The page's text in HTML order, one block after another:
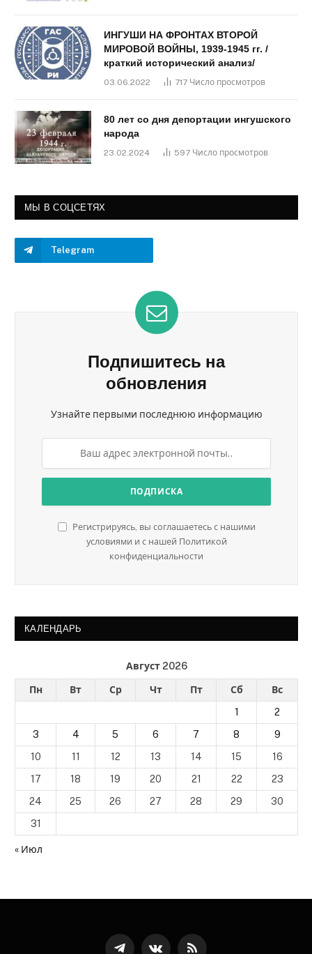
ИНГУШИ НА ФРОНТАХ ВТОРОЙ
МИРОВОЙ ВОЙНЫ, 1939-1945 гг. /
краткий исторический анализ/
03.06.2022 717 Число просмотров
80 лет со дня депортации ингушского
народа
23.02.2024 597 Число просмотров
МЫ В СОЦСЕТЯХ
Telegram
Подпишитесь на
обновления
Узнайте первыми последнюю информацию
Регистрируясь, вы соглашаетесь с нашими
условиями и с нашей Политикой
конфиденциальности
КАЛЕНДАРЬ
Август 2026
Пн Вт Ср Чт Пт Сб
Вс
1
2
3
4 5 6 7 8
9
10
11 12 13 14 15
16
17
18 19 20 21 22
23
24
25 26 27 28 29
30
31
« Июл